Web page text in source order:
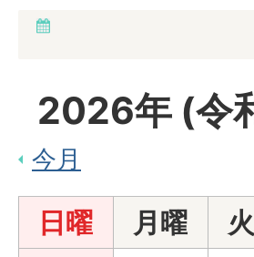
2026年 (令
今月
日曜 月曜